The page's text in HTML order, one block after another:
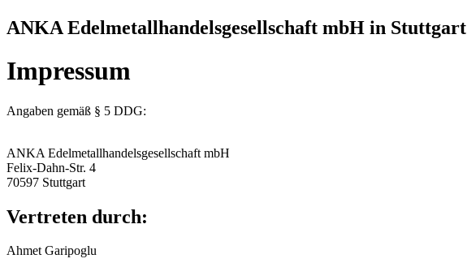
ANKA Edelmetallhandelsgesellschaft mbH in Stuttgart
Impressum
Angaben gemäß § 5 DDG:
ANKA Edelmetallhandelsgesellschaft mbH
Felix-Dahn-Str. 4
70597 Stuttgart
Vertreten durch:
Ahmet Garipoglu